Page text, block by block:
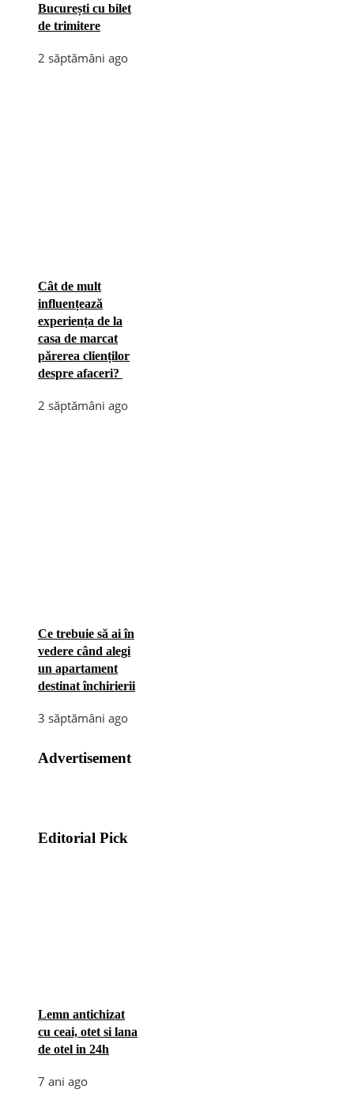
București cu bilet
de trimitere
2 săptămâni ago
Cât de mult
influențează
experiența de la
casa de marcat
părerea clienților
despre afaceri?
2 săptămâni ago
Ce trebuie să ai în
vedere când alegi
un apartament
destinat închirierii
3 săptămâni ago
Advertisement
Editorial Pick
Lemn antichizat
cu ceai, otet si lana
de otel in 24h
7 ani ago